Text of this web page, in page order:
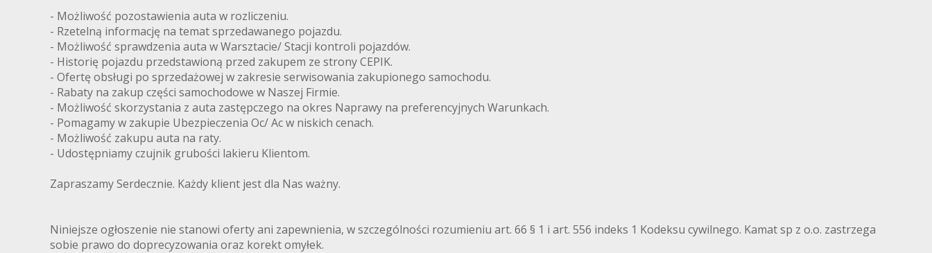
- Możliwość pozostawienia auta w rozliczeniu.
- Rzetelną informację na temat sprzedawanego pojazdu.
- Możliwość sprawdzenia auta w Warsztacie/ Stacji kontroli pojazdów.
- Historię pojazdu przedstawioną przed zakupem ze strony CEPIK.
- Ofertę obsługi po sprzedażowej w zakresie serwisowania zakupionego samochodu.
- Rabaty na zakup części samochodowe w Naszej Firmie.
- Możliwość skorzystania z auta zastępczego na okres Naprawy na preferencyjnych Warunkach.
- Pomagamy w zakupie Ubezpieczenia Oc/ Ac w niskich cenach.
- Możliwość zakupu auta na raty.
- Udostępniamy czujnik grubości lakieru Klientom.
Zapraszamy Serdecznie. Każdy klient jest dla Nas ważny.
Niniejsze ogłoszenie nie stanowi oferty ani zapewnienia, w szczególności rozumieniu art. 66 § 1 i art. 556 indeks 1 Kodeksu cywilnego. Kamat sp z o.o. zastrzega
sobie prawo do doprecyzowania oraz korekt omyłek.